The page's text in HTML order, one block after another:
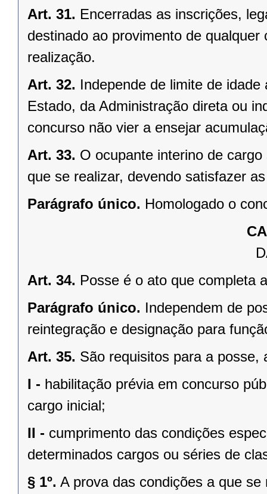
Art. 31. Encerradas as inscrições,
destinado ao provimento de
realização.
Art. 32. Independe de limite de
Estado, da Administração direta ou
concurso não vier a ensejar
Art. 33. O ocupante interino de
que se realizar, devendo satisfazer
Parágrafo único. Homologado o
Art. 34. Posse é o ato que completa
Parágrafo único. Independem de
reintegração e designação para
Art. 35. São requisitos para a posse,
I - habilitação prévia em concurso
cargo inicial;
II - cumprimento das condições
determinados cargos ou séries de
§ 1º. A prova das condições a que